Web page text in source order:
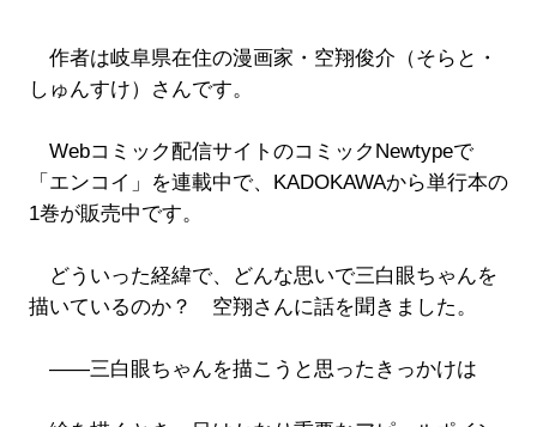
作者は岐阜県在住の漫画家・空翔俊介（そらと・
しゅんすけ）さんです。
Webコミック配信サイトのコミックNewtypeで
「エンコイ」を連載中で、KADOKAWAから単行本の
1巻が販売中です。
どういった経緯で、どんな思いで三白眼ちゃんを
描いているのか？ 空翔さんに話を聞きました。
――三白眼ちゃんを描こうと思ったきっかけは